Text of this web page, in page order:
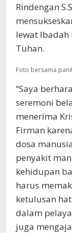
Rindengan
lewat Ibadah
Tuhan.
Foto bersama
“Saya
seremoni
menerima
Firman
dosa
penyakit
kehidupan
harus
ketulusan
dalam
juga